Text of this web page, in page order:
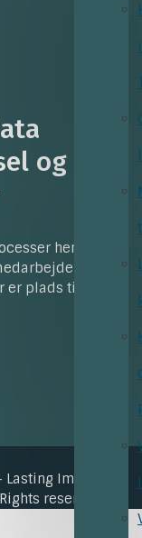
og
henimod
og en
plads til alle
Impact –
reserved